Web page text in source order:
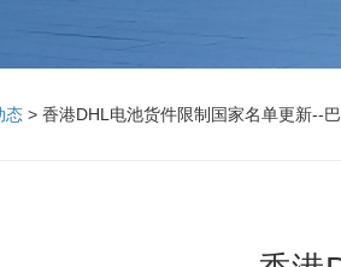
态 > 香港DHL电池货件限制国家名单更新--